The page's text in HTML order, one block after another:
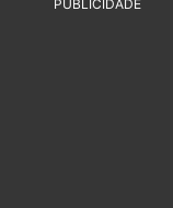
PUBLICIDADE